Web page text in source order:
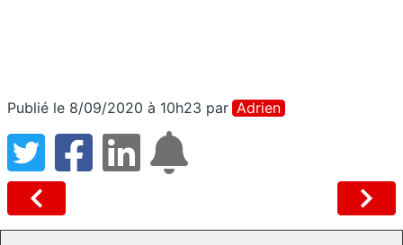
Publié le 8/09/2020 à 10h23 par Adrien